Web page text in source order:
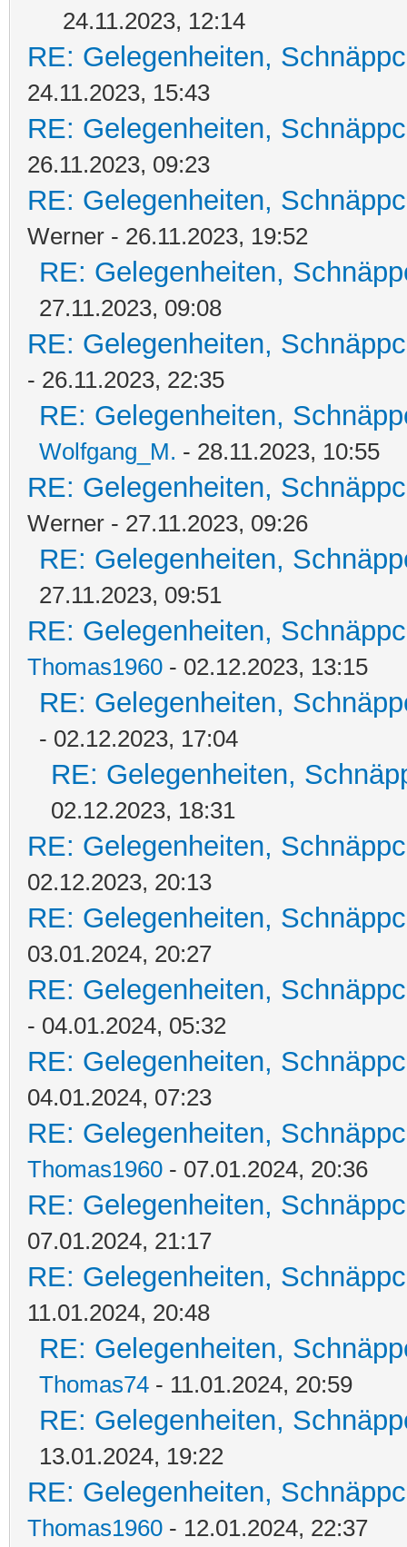
24.11.2023, 12:14
RE: Gelegenheiten,
24.11.2023, 15:43
RE: Gelegenheiten,
26.11.2023, 09:23
RE: Gelegenheiten,
Werner - 26.11.2023, 19:52
RE: Gelegenheiten,
27.11.2023, 09:08
RE: Gelegenheiten,
- 26.11.2023, 22:35
RE: Gelegenheiten,
Wolfgang_M. - 28.11.2023, 10:55
RE: Gelegenheiten,
Werner - 27.11.2023, 09:26
RE: Gelegenheiten,
27.11.2023, 09:51
RE: Gelegenheiten,
Thomas1960 - 02.12.2023, 13:15
RE: Gelegenheiten,
- 02.12.2023, 17:04
RE: Gelegenheiten,
02.12.2023, 18:31
RE: Gelegenheiten,
02.12.2023, 20:13
RE: Gelegenheiten,
03.01.2024, 20:27
RE: Gelegenheiten,
- 04.01.2024, 05:32
RE: Gelegenheiten,
04.01.2024, 07:23
RE: Gelegenheiten,
Thomas1960 - 07.01.2024, 20:36
RE: Gelegenheiten,
07.01.2024, 21:17
RE: Gelegenheiten,
11.01.2024, 20:48
RE: Gelegenheiten,
Thomas74 - 11.01.2024, 20:59
RE: Gelegenheiten,
13.01.2024, 19:22
RE: Gelegenheiten,
Thomas1960 - 12.01.2024, 22:37